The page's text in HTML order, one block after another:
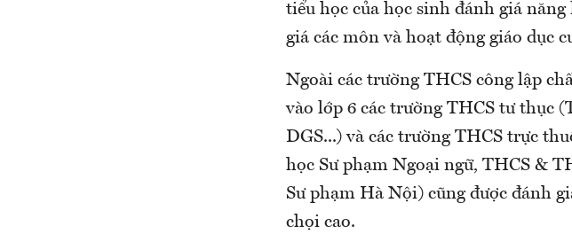
tiểu học của học sinh đánh giá
giá các môn và hoạt động giáo dục
Ngoài các trường THCS công lập
vào lớp 6 các trường THCS tư thục
DGS...) và các trường THCS trực
học Sư phạm Ngoại ngữ, THCS &
Sư phạm Hà Nội) cũng được đánh
chọi cao.